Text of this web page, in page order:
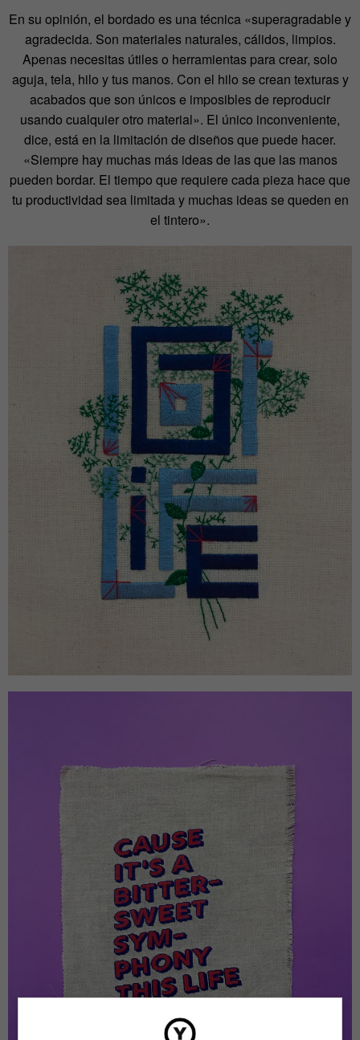
En su opinión, el bordado es una técnica «superagradable y
agradecida. Son materiales naturales, cálidos, limpios.
Apenas necesitas útiles o herramientas para crear, solo
aguja, tela, hilo y tus manos. Con el hilo se crean texturas y
acabados que son únicos e imposibles de reproducir
usando cualquier otro material». El único inconveniente,
dice, está en la limitación de diseños que puede hacer.
«Siempre hay muchas más ideas de las que las manos
pueden bordar. El tiempo que requiere cada pieza hace que
tu productividad sea limitada y muchas ideas se queden en
el tintero».